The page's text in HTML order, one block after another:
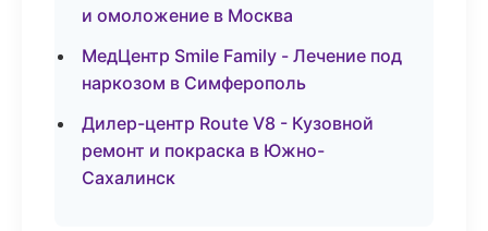
и омоложение в Москва
МедЦентр Smile Family - Лечение под
наркозом в Симферополь
Дилер-центр Route V8 - Кузовной
ремонт и покраска в Южно-
Сахалинск